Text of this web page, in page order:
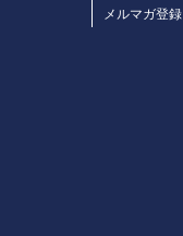
メルマガ登録